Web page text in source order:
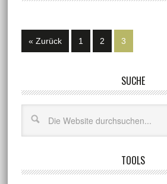
« Zurück 1 2 3
SUCHE
TOOLS